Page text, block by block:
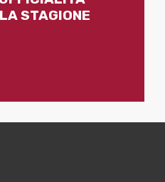
STAGIONE